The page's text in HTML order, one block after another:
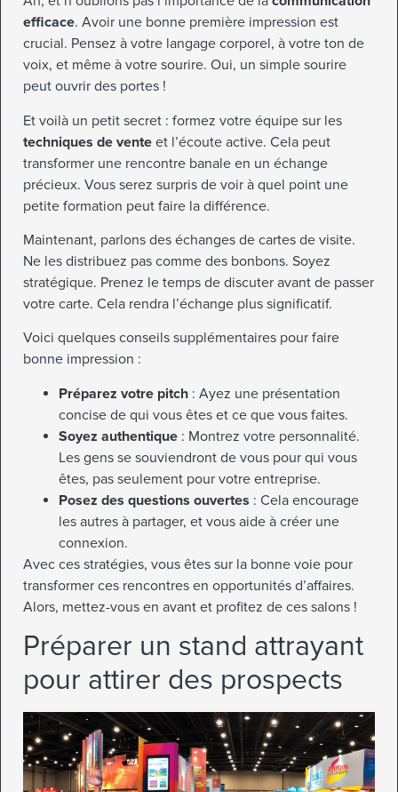
efficace. Avoir une bonne première impression est
crucial. Pensez à votre langage corporel, à votre ton de
voix, et même à votre sourire. Oui, un simple sourire
peut ouvrir des portes !
Et voilà un petit secret : formez votre équipe sur les
techniques de vente et l’écoute active. Cela peut
transformer une rencontre banale en un échange
précieux. Vous serez surpris de voir à quel point une
petite formation peut faire la différence.
Maintenant, parlons des échanges de cartes de visite.
Ne les distribuez pas comme des bonbons. Soyez
stratégique. Prenez le temps de discuter avant de passer
votre carte. Cela rendra l’échange plus significatif.
Voici quelques conseils supplémentaires pour faire
bonne impression :
Préparez votre pitch : Ayez une présentation
concise de qui vous êtes et ce que vous faites.
Soyez authentique : Montrez votre personnalité.
Les gens se souviendront de vous pour qui vous
êtes, pas seulement pour votre entreprise.
Posez des questions ouvertes : Cela encourage
les autres à partager, et vous aide à créer une
connexion.
Avec ces stratégies, vous êtes sur la bonne voie pour
transformer ces rencontres en opportunités d’affaires.
Alors, mettez-vous en avant et profitez de ces salons !
Préparer un stand attrayant
pour attirer des prospects